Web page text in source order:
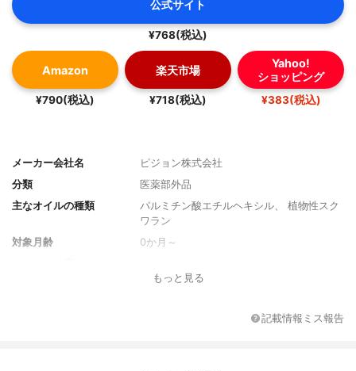
公式サイト
¥768(税込)
Amazon
¥790(税込)
楽天市場
¥718(税込)
Yahoo!
ショッピング
¥383(税込)
メーカー会社名
ピジョン株式会社
分類
医薬部外品
主なオイルの種類
パルミチン酸エチルヘキシル、 植物性スク
ワラン
対象月齢
0か月～
90ml
もっと見る
記載情報ミス報告